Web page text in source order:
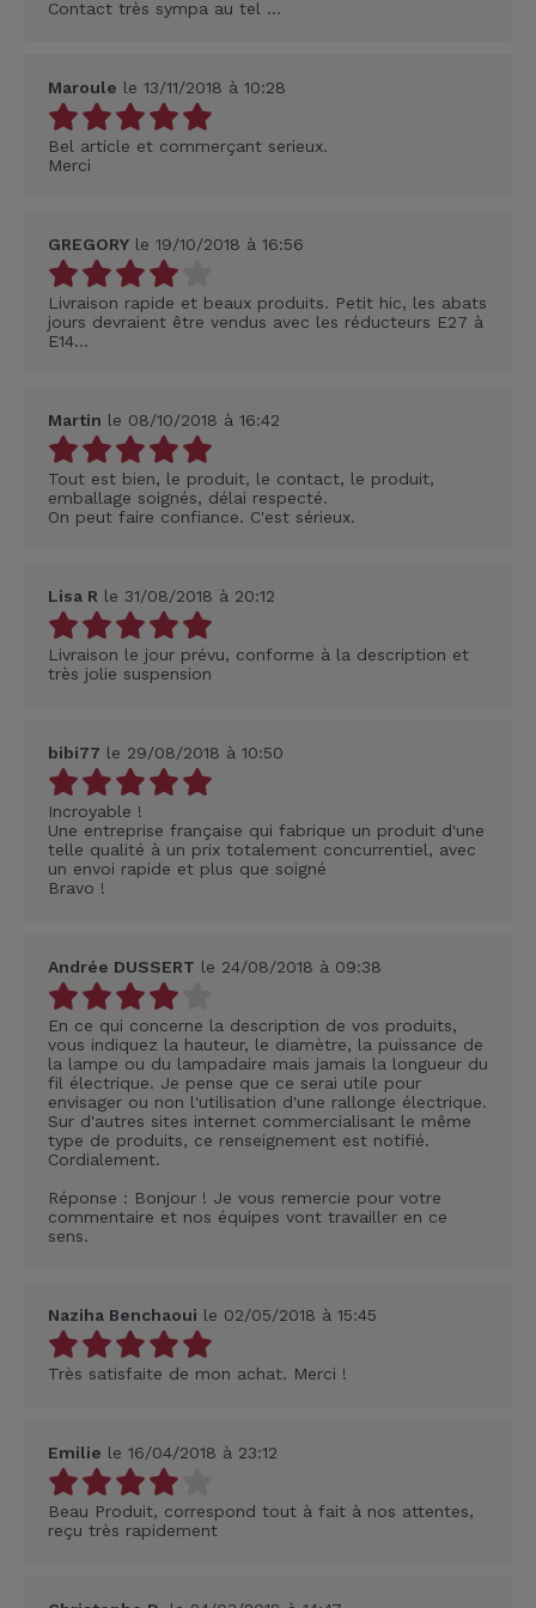
Contact très sympa au tel ...
Maroule le 13/11/2018 à 10:28
Bel article et commerçant serieux.
Merci
GREGORY le 19/10/2018 à 16:56
Livraison rapide et beaux produits. Petit hic, les abats
jours devraient être vendus avec les réducteurs E27 à
E14...
Martin le 08/10/2018 à 16:42
Tout est bien, le produit, le contact, le produit,
emballage soignés, délai respecté.
On peut faire confiance. C'est sérieux.
Lisa R le 31/08/2018 à 20:12
Livraison le jour prévu, conforme à la description et
très jolie suspension
bibi77 le 29/08/2018 à 10:50
Incroyable !
Une entreprise française qui fabrique un produit d'une
telle qualité à un prix totalement concurrentiel, avec
un envoi rapide et plus que soigné
Bravo !
Andrée DUSSERT le 24/08/2018 à 09:38
En ce qui concerne la description de vos produits,
vous indiquez la hauteur, le diamètre, la puissance de
la lampe ou du lampadaire mais jamais la longueur du
fil électrique. Je pense que ce serai utile pour
envisager ou non l'utilisation d'une rallonge électrique.
Sur d'autres sites internet commercialisant le même
type de produits, ce renseignement est notifié.
Cordialement.
Réponse : Bonjour ! Je vous remercie pour votre
commentaire et nos équipes vont travailler en ce
sens.
Naziha Benchaoui le 02/05/2018 à 15:45
Très satisfaite de mon achat. Merci !
Emilie le 16/04/2018 à 23:12
Beau Produit, correspond tout à fait à nos attentes,
reçu très rapidement